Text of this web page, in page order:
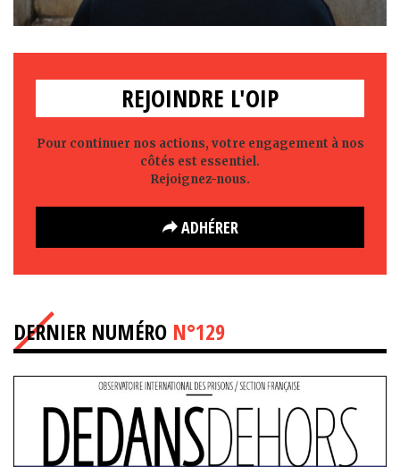
REJOINDRE L'OIP
Pour continuer nos actions, votre engagement à nos
côtés est essentiel.
Rejoignez-nous.
ADHÉRER
DERNIER NUMÉRO N°129